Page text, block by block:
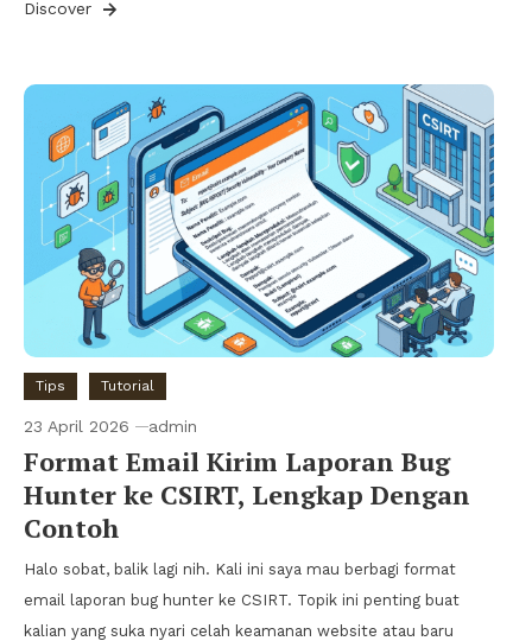
Discover
Tips Tutorial
23 April 2026 admin
Format Email Kirim Laporan Bug
Hunter ke CSIRT, Lengkap Dengan
Contoh
Halo sobat, balik lagi nih. Kali ini saya mau berbagi format
email laporan bug hunter ke CSIRT. Topik ini penting buat
kalian yang suka nyari celah keamanan website atau baru